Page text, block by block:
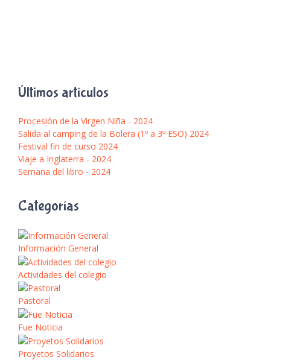
Últimos artículos
Procesión de la Virgen Niña - 2024
Salida al camping de la Bolera (1º a 3º ESO) 2024
Festival fin de curso 2024
Viaje a Inglaterra - 2024
Semana del libro - 2024
Categorías
Información General
Actividades del colegio
Pastoral
Fue Noticia
Proyetos Solidarios